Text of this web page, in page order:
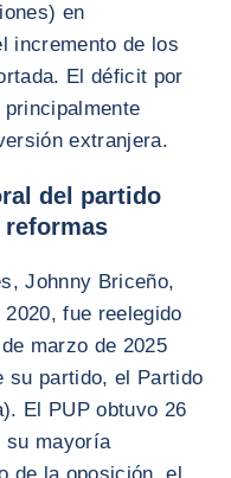
en
incremento de los
El déficit por
extranjera.
del partido
Johnny Briceño,
fue reelegido
marzo de 2025
su partido, el Partido
El PUP obtuvo 26
su mayoría